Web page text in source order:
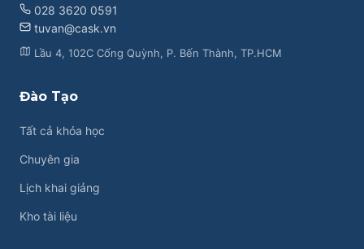
028 3620 0591
tuvan@cask.vn
Lầu 4, 102C Cống Quỳnh, P. Bến Thành, TP.HCM
Đào Tạo
Tất cả khóa học
Chuyên gia
Lịch khai giảng
Kho tài liệu